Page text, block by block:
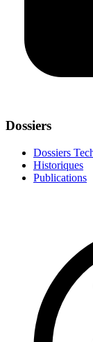
Dossiers
Dossiers
Historiques
Publications